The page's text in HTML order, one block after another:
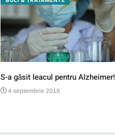
S-a găsit leacul pentru Alzheimer!
4 septembrie 2018